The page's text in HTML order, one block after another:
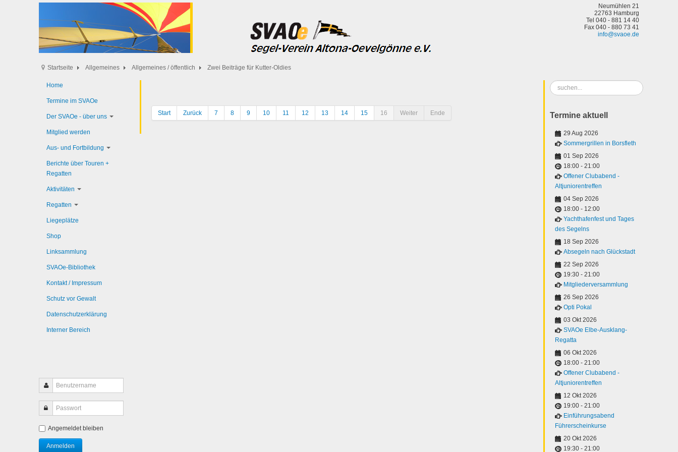
Neumühlen 21
22763 Hamburg
Tel 040 - 881 14 40
Fax 040 - 880 73 41
info@svaoe.de
Startseite Allgemeines Allgemeines / öffentlich Zwei Beiträge für Kutter-Oldies
Start Zurück 7 8 9 10 11 12 13 14 15 16 Weiter Ende
Home
Termine im SVAOe
Der SVAOe - über uns
Mitglied werden
Aus- und Fortbildung
Berichte über Touren +
Regatten
Aktivitäten
Regatten
Liegeplätze
Shop
Linksammlung
SVAOe-Bibliothek
Kontakt / Impressum
Schutz vor Gewalt
Datenschutzerklärung
Interner Bereich
Angemeldet bleiben
Suchen
...
Termine aktuell
29 Aug 2026
Sommergrillen in Borsfleth
01 Sep 2026
18:00 - 21:00
Offener Clubabend -
Altjuniorentreffen
04 Sep 2026
18:00 - 12:00
Yachthafenfest und Tages
des Segelns
18 Sep 2026
Absegeln nach Glückstadt
22 Sep 2026
19:30 - 21:00
Mitgliederversammlung
26 Sep 2026
Opti Pokal
03 Okt 2026
SVAOe Elbe-Ausklang-
Regatta
06 Okt 2026
18:00 - 21:00
Offener Clubabend -
Altjuniorentreffen
12 Okt 2026
19:00 - 21:00
Einführungsabend
Führerscheinkurse
20 Okt 2026
19:30 - 21:00